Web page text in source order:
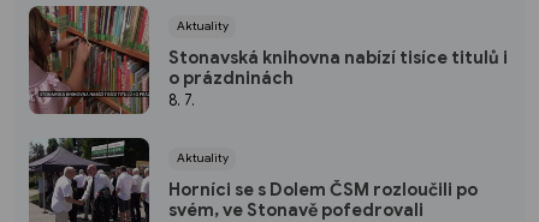
Aktuality
Stonavská knihovna nabízí tisíce titulů i
o prázdninách
8. 7.
Aktuality
Horníci se s Dolem ČSM rozloučili po
svém, ve Stonavě pofedrovali